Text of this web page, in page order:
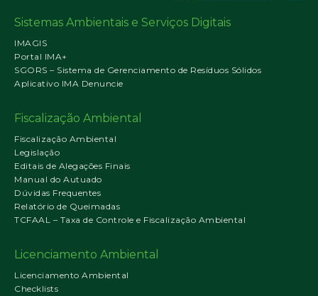
Sistemas Ambientais e Serviços Digitais
IMAGIS
Portal IMA+
SGORS – Sistema de Gerenciamento de Resíduos Sólidos
Aplicativo IMA Denuncie
Fiscalização Ambiental
Fiscalização Ambiental
Legislação
Editais de Alegações Finais
Manual do Autuado
Dúvidas Frequentes
Relatório de Queimadas
TCFAAL – Taxa de Controle e Fiscalização Ambiental
Licenciamento Ambiental
Licenciamento Ambiental
Checklists